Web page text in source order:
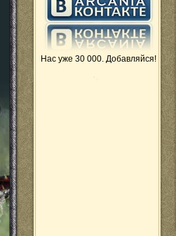
Нас уже 30 000. Добавляйся!